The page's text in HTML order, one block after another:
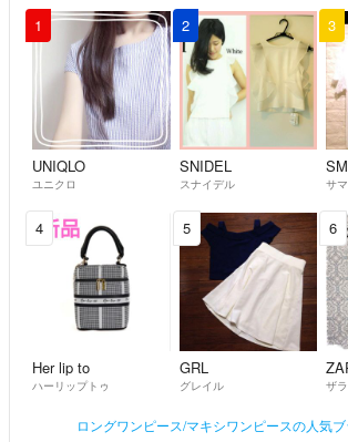
1
UNIQLO
ユニクロ
2
SNIDEL
スナイデル
3
サ
4
Her lip to
ハーリップトゥ
5
GRL
グレイル
6
ザラ
ロングワンピース/マキシワンピースの人気